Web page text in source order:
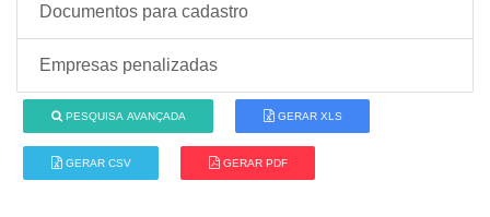
Documentos para cadastro
Empresas penalizadas
PESQUISA AVANÇADA GERAR XLS
GERAR CSV GERAR PDF